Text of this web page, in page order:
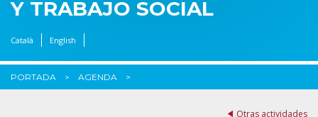
Y TRABAJO SOCIAL
Català English
PORTADA AGENDA
Otras actividades